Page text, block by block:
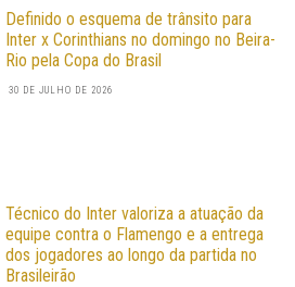
Definido o esquema de trânsito para
Inter x Corinthians no domingo no Beira-
Rio pela Copa do Brasil
30 DE JULHO DE 2026
Técnico do Inter valoriza a atuação da
equipe contra o Flamengo e a entrega
dos jogadores ao longo da partida no
Brasileirão